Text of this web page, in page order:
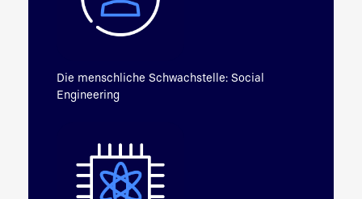
Die menschliche Schwachstelle: Social
Engineering